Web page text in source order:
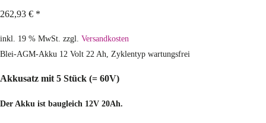
262,93 € *
inkl. 19 % MwSt. zzgl. Versandkosten
Blei-AGM-Akku 12 Volt 22 Ah, Zyklentyp wartungsfrei
Akkusatz mit 5 Stück (= 60V)
Der Akku ist baugleich 12V 20Ah.